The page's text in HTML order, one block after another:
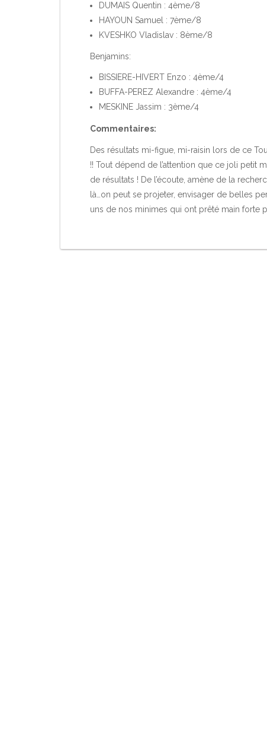
DUMAIS Quentin : 4ème/8
HAYOUN Samuel : 7ème/8
KVESHKO Vladislav : 8ème/8
Benjamins:
BISSIERE-HIVERT Enzo : 4ème/4
BUFFA-PEREZ Alexandre : 4ème/4
MESKINE Jassim : 3ème/4
Commentaires:
Des résultats mi-figue, mi-raisin lors de ce
!! Tout dépend de l’attention que ce joli petit
de résultats ! De l’écoute, amène de la
là…on peut se projeter, envisager de belles
uns de nos minimes qui ont prêté main forte